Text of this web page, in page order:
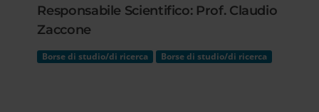
Responsabile Scientifico: Prof. Claudio
Zaccone
Borse di studio/di ricerca Borse di studio/di ricerca